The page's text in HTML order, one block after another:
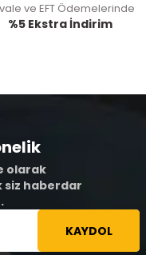
ve EFT Ödemelerinde
%5 Ekstra İndirim
olarak
siz haberdar
KAYDOL